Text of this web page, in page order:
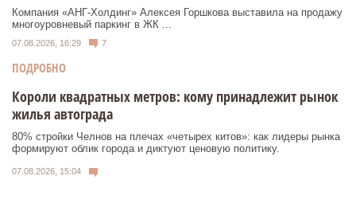
Компания «АНГ-Холдинг» Алексея Горшкова выставила на продажу
многоуровневый паркинг в ЖК ...
07.08.2026, 16:29 7
ПОДРОБНО
Короли квадратных метров: кому принадлежит рынок
жилья автограда
80% стройки Челнов на плечах «четырех китов»: как лидеры рынка
формируют облик города и диктуют ценовую политику.
07.08.2026, 15:04